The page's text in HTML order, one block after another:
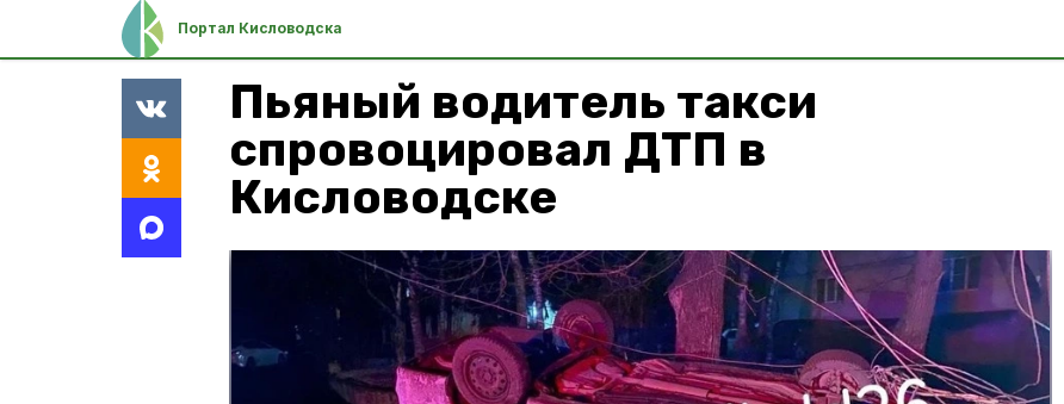
Портал Кисловодска
Пьяный водитель такси
спровоцировал ДТП в
Кисловодске